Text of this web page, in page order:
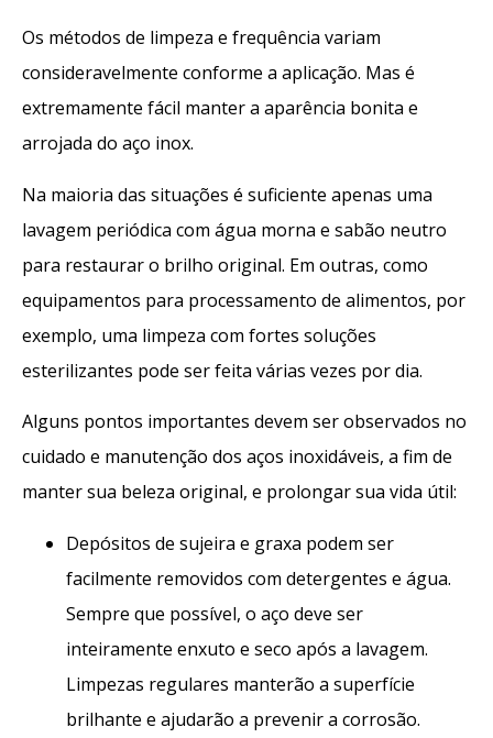
Os métodos de limpeza e frequência variam
consideravelmente conforme a aplicação. Mas é
extremamente fácil manter a aparência bonita e
arrojada do aço inox.
Na maioria das situações é suficiente apenas uma
lavagem periódica com água morna e sabão neutro
para restaurar o brilho original. Em outras, como
equipamentos para processamento de alimentos, por
exemplo, uma limpeza com fortes soluções
esterilizantes pode ser feita várias vezes por dia.
Alguns pontos importantes devem ser observados no
cuidado e manutenção dos aços inoxidáveis, a fim de
manter sua beleza original, e prolongar sua vida útil:
Depósitos de sujeira e graxa podem ser
facilmente removidos com detergentes e água.
Sempre que possível, o aço deve ser
inteiramente enxuto e seco após a lavagem.
Limpezas regulares manterão a superfície
brilhante e ajudarão a prevenir a corrosão.